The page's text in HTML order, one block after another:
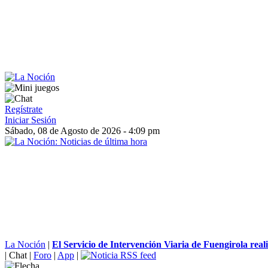
Regístrate
Iniciar Sesión
Sábado, 08 de Agosto de 2026 - 4:09 pm
La Noción | El Servicio de Intervención Viaria de Fuengirola
| Chat | Foro | App |